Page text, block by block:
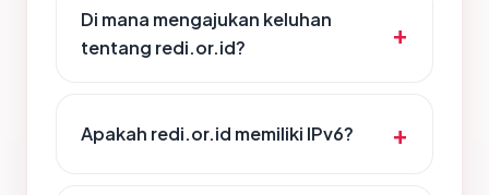
Di mana mengajukan keluhan
tentang redi.or.id?
Apakah redi.or.id memiliki IPv6?